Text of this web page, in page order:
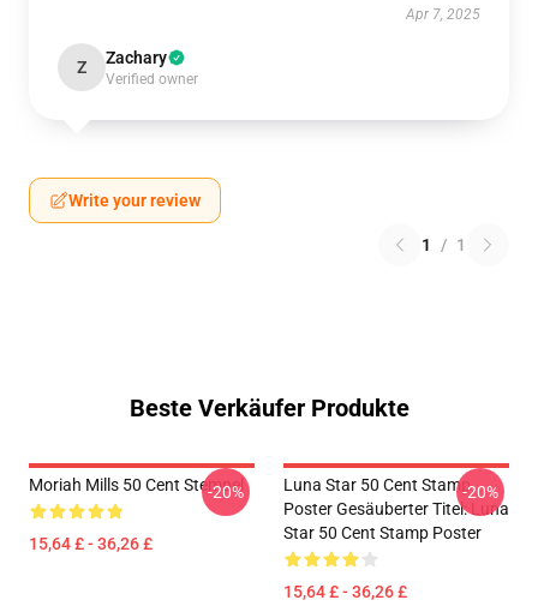
Apr 7, 2025
Z Zachary
Verified owner
Write your review
1 / 1
Beste Verkäufer Produkte
Moriah Mills 50 Cent Stempel
15,64 £ - 36,26 £
-20%
Luna Star 50 Cent Stamp
Poster Gesäuberter Titel: Luna
Star 50 Cent Stamp Poster
15,64 £ - 36,26 £
-20%